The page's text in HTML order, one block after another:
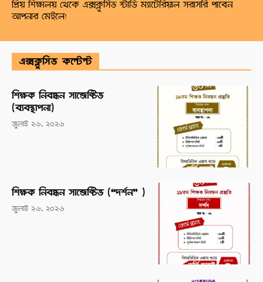
প্রিয় শিক্ষালয় থেকে এক্সক্লুসিভ স্টাডি ম্যাটেরিয়াল সরাসরি পাবেন
আপনার মেইলে!
এক্সক্লুসিভ কন্টেন্ট
শিক্ষক নিবন্ধন সাব্জেক্টিভ
(ব্যবস্থাপনা)
জুলাই ২৬, ২০২৬
শিক্ষক নিবন্ধন সাব্জেক্টিভ (“দর্শন” )
জুলাই ২৬, ২০২৬